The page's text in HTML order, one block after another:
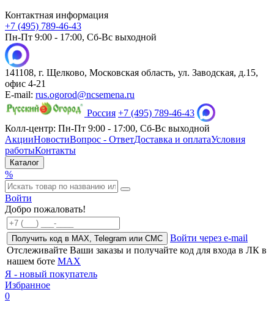
Контактная информация
+7 (495) 789-46-43
Пн-Пт 9:00 - 17:00, Сб-Вс выходной
141108, г. Щелково, Московская область, ул. Заводская, д.15,
офис 4-21
E-mail: rus.ogorod@ncsemena.ru
Россия +7 (495) 789-46-43
Колл-центр: Пн-Пт 9:00 - 17:00, Сб-Вс выходной
АкцииНовостиВопрос - ОтветДоставка и оплатаУсловия
работыКонтакты
Каталог
%
Войти
Добро пожаловать!
Получить код в MAX, Telegram или СМС
Войти через e-mail
Отслеживайте Ваши заказы и получайте код для входа в ЛК в
нашем боте MAX
Я - новый покупатель
Избранное
0